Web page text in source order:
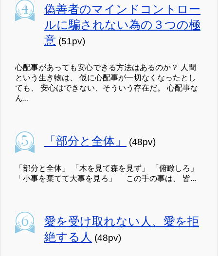
偽善者のマインドコントロー
ルに騙されない為の３つの極
意 (51pv)
心配事があっても安心できる方法はあるのか？ 人間
という生き物は、 仮に心配事が一切なくなったとし
ても、 安心はできない、そういう存在だ。 心配事な
ん...
「部分と全体」 (48pv)
「部分と全体」 「木を見て森を見ず」 「俯瞰しろ」
「小事を棄てて大事を見ろ」 この手の事は、 皆...
愛を受け取れない人、愛を拒
絶する人 (48pv)